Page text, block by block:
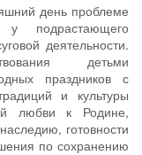
день проблеме
у подрастающего
деятельности.
детьми
праздников с
и культуры
любви к Родине,
готовности
по сохранению